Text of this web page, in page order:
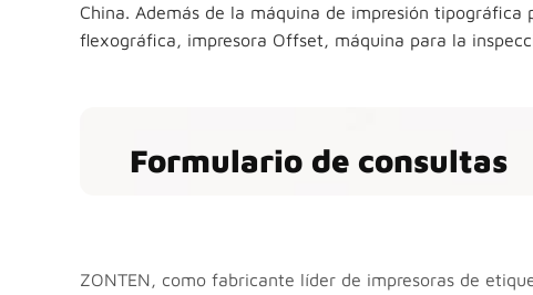
China. Además de la máquina de impresión
flexográfica, impresora Offset, máquina para la
Formulario de consultas
ZONTEN, como fabricante líder de impresoras de